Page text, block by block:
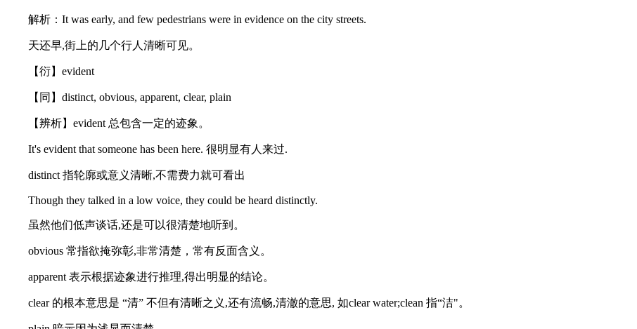
解析：It was early, and few pedestrians were in evidence on the city streets.
天还早,街上的几个行人清晰可见。
【衍】evident
【同】distinct, obvious, apparent, clear, plain
【辨析】evident 总包含一定的迹象。
It's evident that someone has been here. 很明显有人来过.
distinct 指轮廓或意义清晰,不需费力就可看出
Though they talked in a low voice, they could be heard distinctly.
虽然他们低声谈话,还是可以很清楚地听到。
obvious 常指欲掩弥彰,非常清楚，常有反面含义。
apparent 表示根据迹象进行推理,得出明显的结论。
clear 的根本意思是 “清” 不但有清晰之义,还有流畅,清澈的意思, 如clear water;clean 指“洁"。